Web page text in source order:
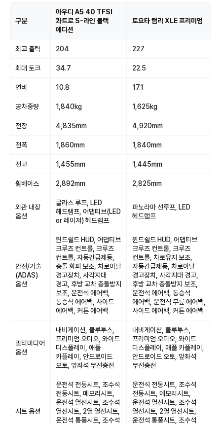
구분
아우디 A5 40 TFSI
콰트로 S-라인 블랙
에디션
토요타 캠리 XLE 프리미엄
최고 출력 204 227
최대 토크 34.7 22.5
연비 10.8 17.1
공차중량 1,840kg 1,625kg
전장 4,835mm 4,920mm
전폭 1,860mm 1,840mm
전고 1,455mm 1,445mm
휠베이스 2,892mm 2,825mm
외관 내장
옵션
글라스 루프, LED
헤드램프, 어댑티브(LED
or 레이저) 헤드램프
파노라마 선루프, LED
헤드램프
안전/기술
(ADAS)
옵션
윈드쉴드 HUD, 어댑티브
크루즈 컨트롤, 크루즈
컨트롤, 자동긴급제동,
충돌 회피 보조, 차로이탈
경고장치, 사각지대
경고, 후방 교차 충돌방지
보조, 운전석 에어백,
동승석 에어백, 사이드
에어백, 커튼 에어백
윈드쉴드 HUD, 어댑티브
크루즈 컨트롤, 크루즈
컨트롤, 차로유지 보조,
자동긴급제동, 차로이탈
경고장치, 사각지대 경고,
후방 교차 충돌방지 보조,
운전석 에어백, 동승석
에어백, 운전석 무릎 에어백,
사이드 에어백, 커튼 에어백
멀티미디어
옵션
내비게이션, 블루투스,
프리미엄 오디오, 와이드
디스플레이, 애플
카플레이, 안드로이드
오토, 앞좌석 무선충전
내비게이션, 블루투스,
프리미엄 오디오, 와이드
디스플레이, 애플 카플레이,
안드로이드 오토, 앞좌석
무선충전
시트 옵션
운전석 전동시트, 조수석
전동시트, 메모리시트,
운전석 열선시트, 조수석
열선시트, 2열 열선시트,
운전석 통풍시트, 조수석
운전석 전동시트, 조수석
전동시트, 메모리시트,
운전석 열선시트, 조수석
열선시트, 2열 열선시트,
운전석 통풍시트, 조수석